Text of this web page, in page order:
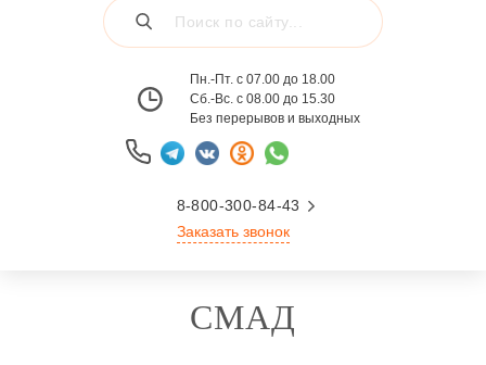
Пн.-Пт. с 07.00 до 18.00
Сб.-Вс. с 08.00 до 15.30
Без перерывов и выходных
8-800-300-84-43
Заказать звонок
СМАД